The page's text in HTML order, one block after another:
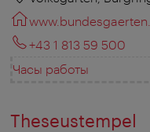
+43 1 813 59 500
Часы работы
Theseustempel